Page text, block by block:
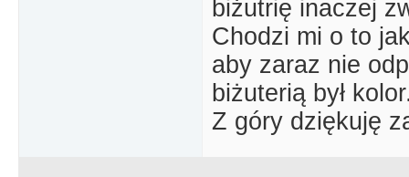
biżutrię inaczej
Chodzi mi o to
aby zaraz nie
biżuterią był
Z góry dziękuję